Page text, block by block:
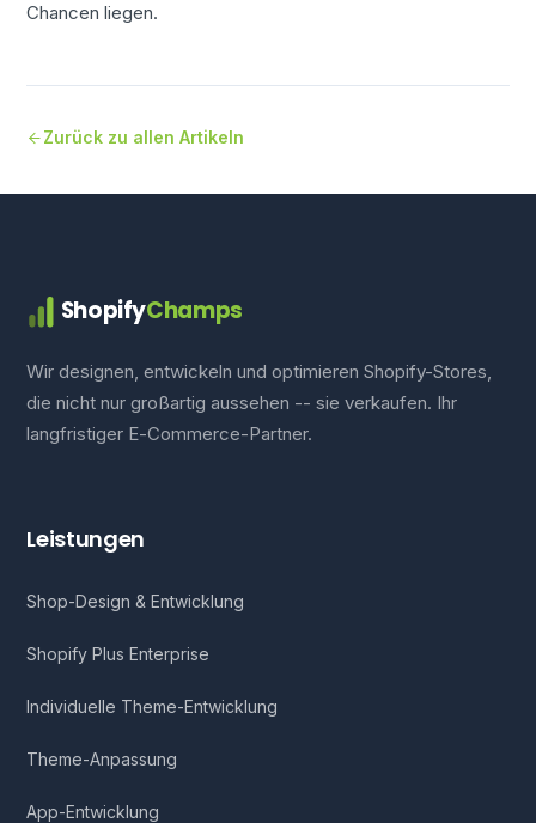
Chancen liegen.
Zurück zu allen Artikeln
ShopifyChamps
Wir designen, entwickeln und optimieren Shopify-Stores,
die nicht nur großartig aussehen -- sie verkaufen. Ihr
langfristiger E-Commerce-Partner.
Leistungen
Shop-Design & Entwicklung
Shopify Plus Enterprise
Individuelle Theme-Entwicklung
Theme-Anpassung
App-Entwicklung